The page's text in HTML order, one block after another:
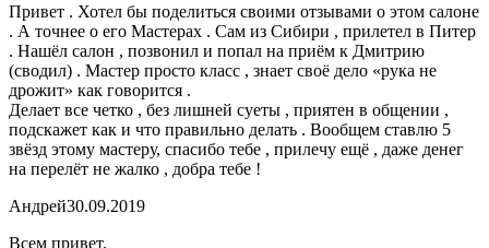
Привет . Хотел бы поделиться своими отзывами о этом салоне
. А точнее о его Мастерах . Сам из Сибири , прилетел в Питер
. Нашёл салон , позвонил и попал на приём к Дмитрию
(сводил) . Мастер просто класс , знает своё дело «рука не
дрожит» как говорится .
Делает все четко , без лишней суеты , приятен в общении ,
подскажет как и что правильно делать . Вообщем ставлю 5
звёзд этому мастеру, спасибо тебе , прилечу ещё , даже денег
на перелёт не жалко , добра тебе !
Андрей30.09.2019
Всем привет.